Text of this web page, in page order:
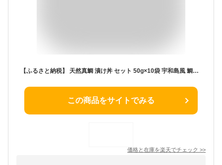
【ふるさと納税】 天然真鯛 漬け丼 セット 50g×10袋 宇和島風 鯛めし お茶漬け 海鮮丼 手軽 簡単調理 健康 魚介 冷凍 小分け 保存食 高タンパク 高級 鯛 ごはんのお供 ギフト 贈答用 海鮮グルメ お取り寄せ 人気 ご当地グルメ 産地直送 家庭用 愛媛県 松山市 送料無料
この商品をサイトでみる
価格と在庫を楽天でチェック >>